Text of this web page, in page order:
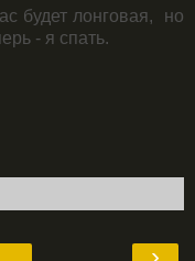
будет лонговая, но
- я спать.